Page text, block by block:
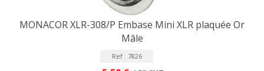
MONACOR XLR-308/P Embase Mini XLR plaquée Or
Mâle
Ref : 7826